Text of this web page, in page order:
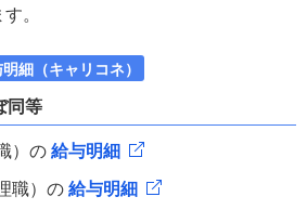
。
細（キャリコネ）
同等
）の給与明細
職）の給与明細